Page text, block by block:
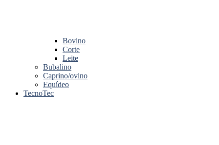
Bovino
Corte
Leite
Bubalino
Caprino/ovino
Equídeo
TecnoTec